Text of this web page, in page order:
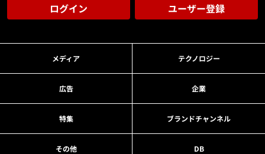
ログイン ユーザー登録
メディア テクノロジー
広告 企業
特集 ブランドチャンネル
その他 DB